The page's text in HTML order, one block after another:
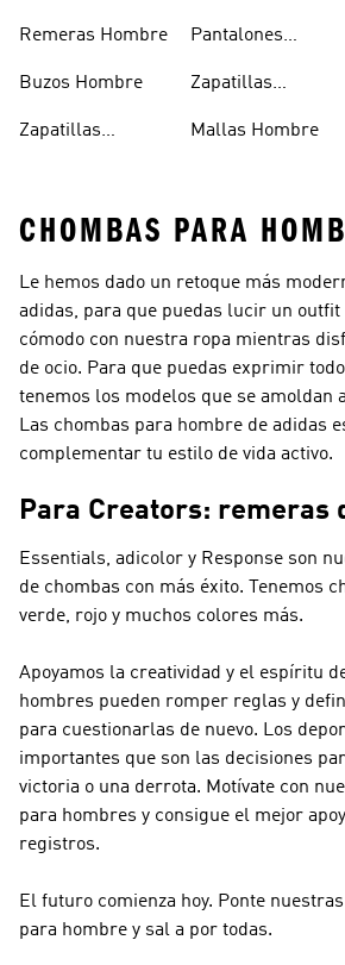
Hombre
Remeras Hombre
Buzos Hombre
Zapatillas
Pantalones
Hombre
Zapatillas
Mallas Hombre
CHOMBAS PARA
Le hemos dado un retoque más
adidas, para que puedas lucir un
cómodo con nuestra ropa mientras
de ocio. Para que puedas exprimir
tenemos los modelos que se amoldan
Las chombas para hombre de adidas
complementar tu estilo de vida activo.
Para Creators: remeras
Essentials, adicolor y Response son
de chombas con más éxito. Tenemos
verde, rojo y muchos colores más.
Apoyamos la creatividad y el espíritu
hombres pueden romper reglas y
para cuestionarlas de nuevo. Los
importantes que son las decisiones
victoria o una derrota. Motívate con
para hombres y consigue el mejor
registros.
El futuro comienza hoy. Ponte
para hombre y sal a por todas.